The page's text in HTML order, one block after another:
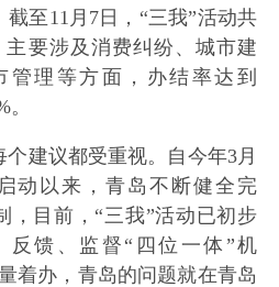
至11月7日，“三我”活动共
主要涉及消费纠纷、城市建
理等方面，办结率达到
建议都受重视。自今年3月
动以来，青岛不断健全完
，目前，“三我”活动已初步
反馈、监督“四位一体”机
着办，青岛的问题就在青岛